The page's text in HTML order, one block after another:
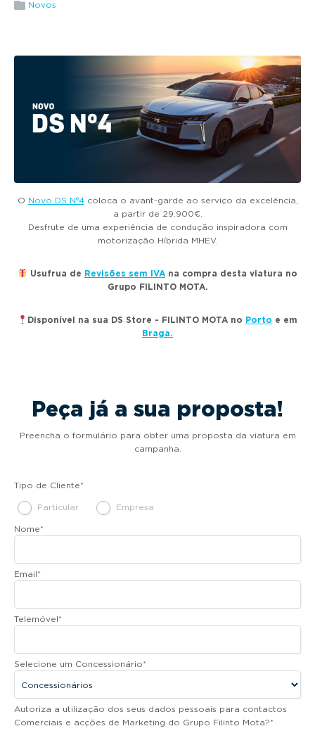
g
i
Novos
O Novo DS Nº4coloca o avant-garde ao serviço da excelência,
a partir de 29.900€.
Desfrute de uma experiência de condução inspiradora com
motorização Híbrida MHEV.
Usufrua de Revisões sem IVAna compra desta viatura no
Grupo FILINTO MOTA.
Disponível na sua DS Store - FILINTO MOTA no Porto e em
Braga.
Peça já a sua proposta!
Preencha o formulário para obter uma proposta da viatura em
campanha.
Tipo de Cliente*
Particular Empresa
Nome*
Email*
Telemóvel*
Selecione um Concessionário*
Autoriza a utilização dos seus dados pessoais para contactos
Comerciais e acções de Marketing do Grupo Filinto Mota?*